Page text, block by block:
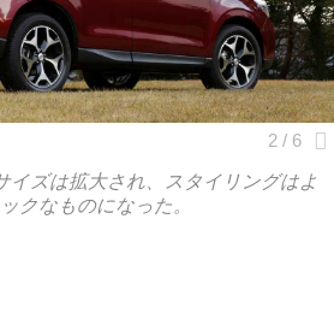
イズは拡大され、スタイリングはよ
クなものになった。